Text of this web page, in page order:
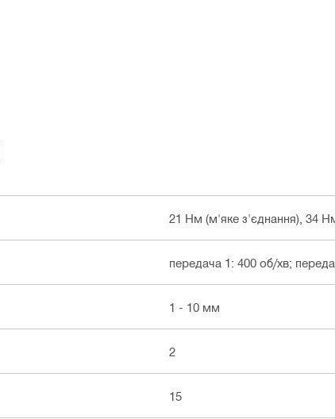
21 Нм (м'яке з'єднання), 34
передача 1: 400 об/хв;
1 - 10 мм
2
15